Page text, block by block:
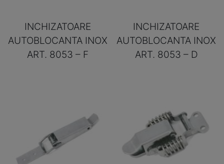
INCHIZATOARE
AUTOBLOCANTA INOX
ART. 8053 – F
INCHIZATOARE
AUTOBLOCANTA INOX
ART. 8053 – D